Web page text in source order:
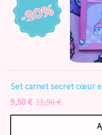
Set carnet secret cœur
9,50 € 11,90 €